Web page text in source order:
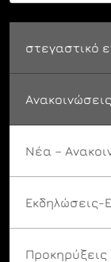
στεγαστικό
Νέα –
Εκδηλώσεις-
Προκηρύξεις